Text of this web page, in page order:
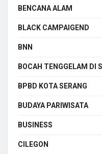
BENCANA ALAM
BLACK CAMPAIGEND
BNN
BOCAH TENGGELAM DI
BPBD KOTA SERANG
BUDAYA PARIWISATA
BUSINESS
CILEGON